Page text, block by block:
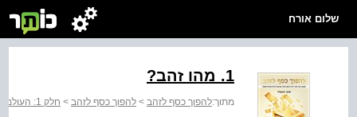
שלום אורח
1. מהו זהב?
מתוך:להפוך כסף לזהב > להפוך כסף לזהב > חלק 1: העולם שהיה